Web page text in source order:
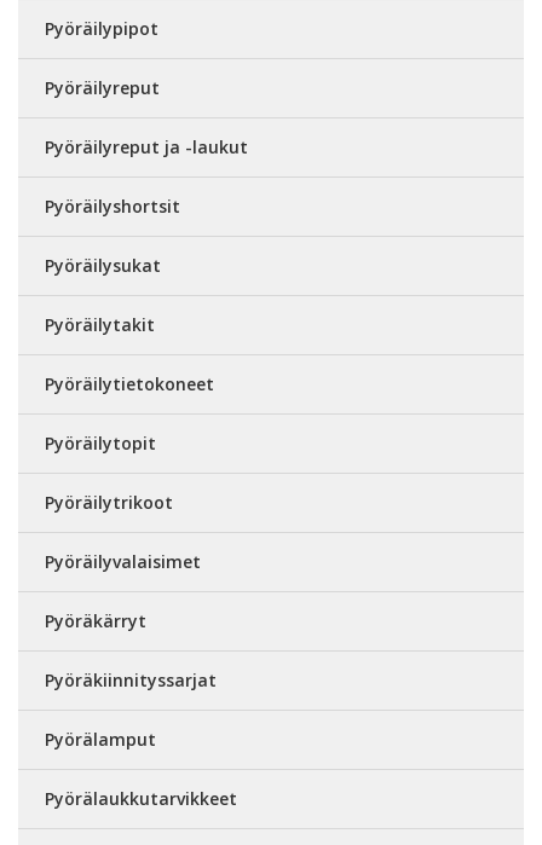
Pyöräilypipot
Pyöräilyreput
Pyöräilyreput ja -laukut
Pyöräilyshortsit
Pyöräilysukat
Pyöräilytakit
Pyöräilytietokoneet
Pyöräilytopit
Pyöräilytrikoot
Pyöräilyvalaisimet
Pyöräkärryt
Pyöräkiinnityssarjat
Pyörälamput
Pyörälaukkutarvikkeet